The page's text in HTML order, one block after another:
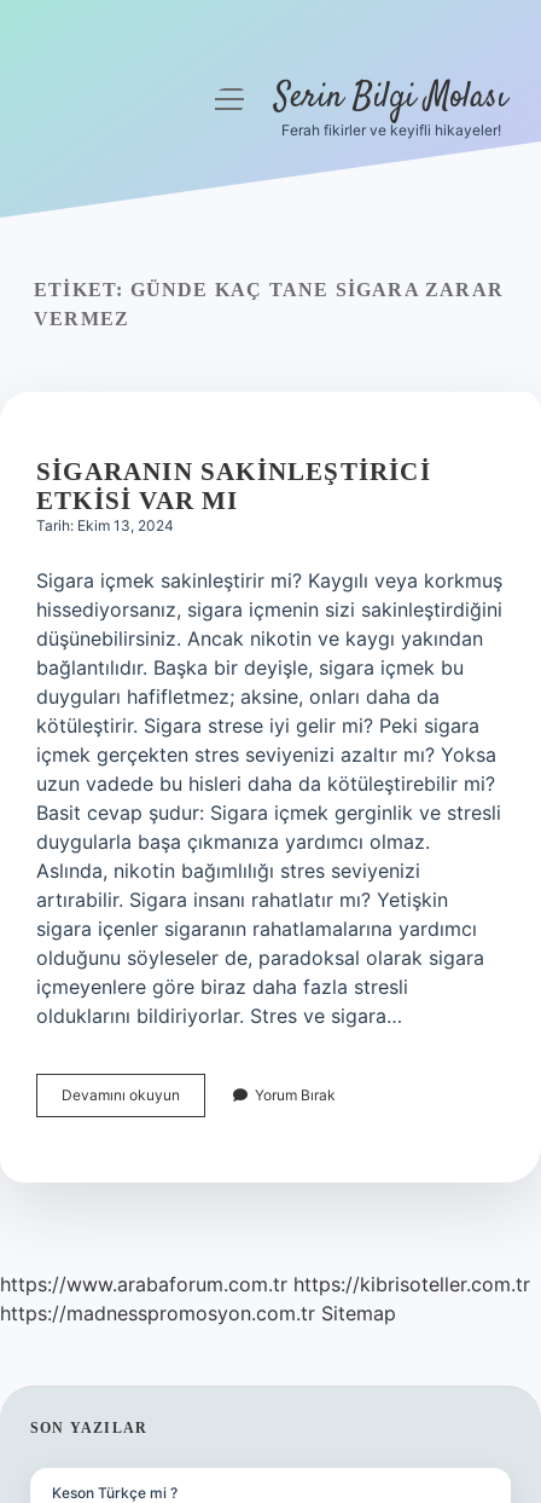
Yasal Uyarı
menüyüSerin Bilgi Molası
Ferah fikirler ve keyifli hikayeler!
ETIKET: GÜNDE KAÇ TANE SIGARA ZARAR
VERMEZ
SIGARANIN SAKINLEŞTIRICI
ETKISI VAR MI
Tarih: Ekim 13, 2024
Sigara içmek sakinleştirir mi? Kaygılı veya korkmuş
hissediyorsanız, sigara içmenin sizi sakinleştirdiğini
düşünebilirsiniz. Ancak nikotin ve kaygı yakından
bağlantılıdır. Başka bir deyişle, sigara içmek bu
duyguları hafifletmez; aksine, onları daha da
kötüleştirir. Sigara strese iyi gelir mi? Peki sigara
içmek gerçekten stres seviyenizi azaltır mı? Yoksa
uzun vadede bu hisleri daha da kötüleştirebilir mi?
Basit cevap şudur: Sigara içmek gerginlik ve stresli
duygularla başa çıkmanıza yardımcı olmaz.
Aslında, nikotin bağımlılığı stres seviyenizi
artırabilir. Sigara insanı rahatlatır mı? Yetişkin
sigara içenler sigaranın rahatlamalarına yardımcı
olduğunu söyleseler de, paradoksal olarak sigara
içmeyenlere göre biraz daha fazla stresli
olduklarını bildiriyorlar. Stres ve sigara…
Devamını okuyun Sigaranın
Sakinleştirici
Mı
Yorum Bırak
https://www.arabaforum.com.tr https://kibrisoteller.com.tr
https://madnesspromosyon.com.tr Sitemap
SIDEBAR
SON YAZILAR
Keson Türkçe mi ?